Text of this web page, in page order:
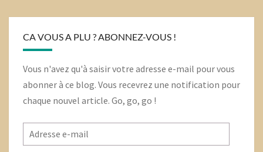
CA VOUS A PLU ? ABONNEZ-VOUS !
Vous n'avez qu'à saisir votre adresse e-mail pour vous
abonner à ce blog. Vous recevrez une notification pour
chaque nouvel article. Go, go, go !
Adresse
e-